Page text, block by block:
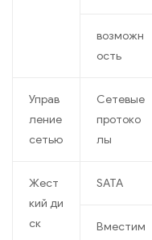
возможн
ость
Управ
ление
сетью
Сетевые
протоко
лы
Жест
кий ди
ск
SATA
Вместим